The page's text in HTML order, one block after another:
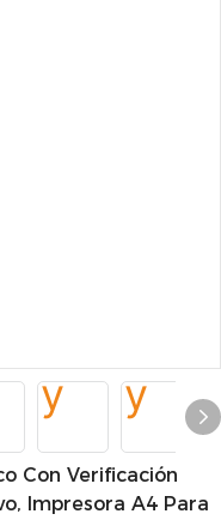
Con Verificación
Impresora A4 Para